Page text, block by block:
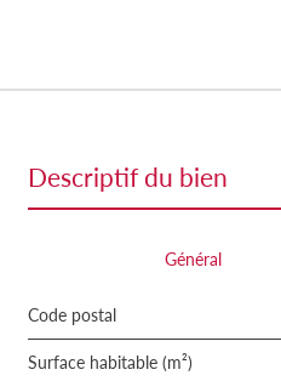
descriptif du bien
Général
Code postal
Surface habitable (m²)